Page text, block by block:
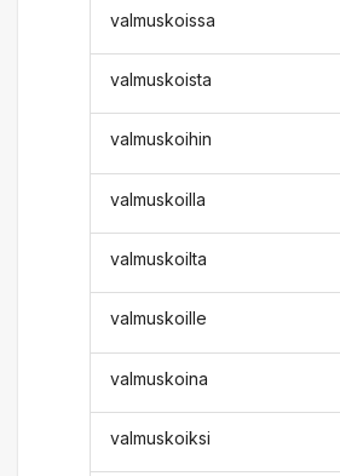
valmuskoissa
valmuskoista
valmuskoihin
valmuskoilla
valmuskoilta
valmuskoille
valmuskoina
valmuskoiksi